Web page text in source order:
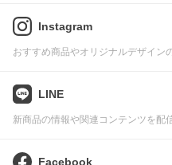
Instagram
おすすめ商品やオリジナルデザイン
LINE
新商品の情報や関連コンテンツを配
Facebook